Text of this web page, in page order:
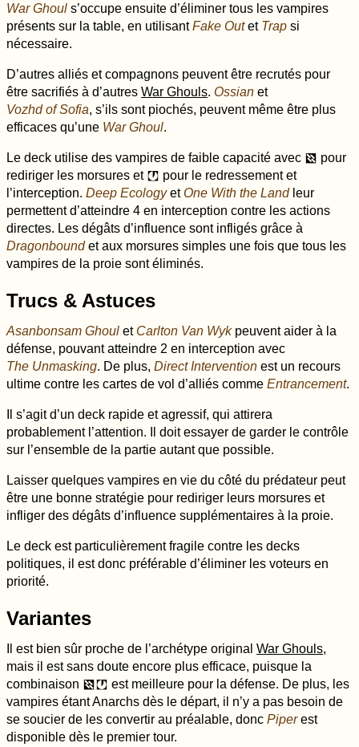
War Ghoul s’occupe ensuite d’éliminer tous les vampires
présents sur la table, en utilisantFake Outet Trap si
nécessaire.
D’autres alliés et compagnons peuvent être recrutés pour
être sacrifiés à d’autres War Ghouls. Ossian et
Vozhd of Sofia, s’ils sont piochés, peuvent même être plus
efficaces qu’une War Ghoul.
Le deck utilise des vampires de faible capacité avec d pour
rediriger les morsures et j pour le redressement et
l’interception. Deep Ecologyet One With the Landleur
permettent d’atteindre 4 en interception contre les actions
directes. Les dégâts d’influence sont infligés grâce à
Dragonboundet aux morsures simples une fois que tous les
vampires de la proie sont éliminés.
Trucs & Astuces
Asanbonsam Ghoul et Carlton Van Wykpeuvent aider à la
défense, pouvant atteindre 2 en interception avec
The Unmasking. De plus, Direct Intervention est un recours
ultime contre les cartes de vol d’alliés comme Entrancement.
Il s’agit d’un deck rapide et agressif, qui attirera
probablement l’attention. Il doit essayer de garder le contrôle
sur l’ensemble de la partie autant que possible.
Laisser quelques vampires en vie du côté du prédateur peut
être une bonne stratégie pour rediriger leurs morsures et
infliger des dégâts d’influence supplémentaires à la proie.
Le deck est particulièrement fragile contre les decks
politiques, il est donc préférable d’éliminer les voteurs en
priorité.
Variantes
Il est bien sûr proche de l’archétype original War Ghouls,
mais il est sans doute encore plus efficace, puisque la
combinaison d j est meilleure pour la défense. De plus, les
vampires étant Anarchs dès le départ, il n’y a pas besoin de
se soucier de les convertir au préalable, donc Piperest
disponible dès le premier tour.